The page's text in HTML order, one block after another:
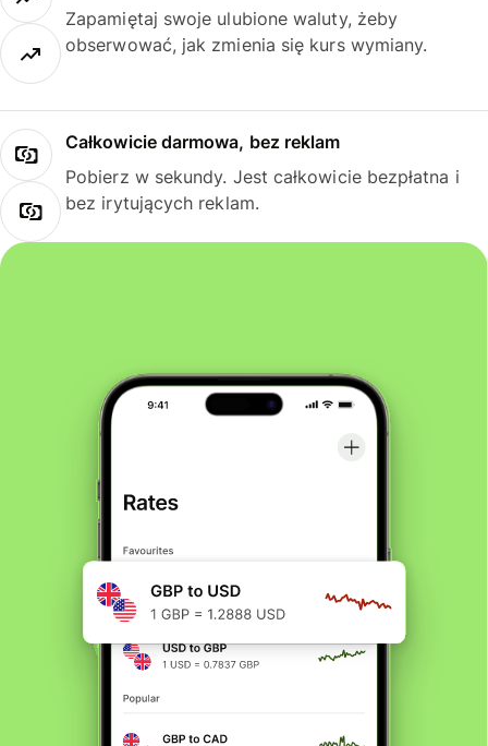
Zapamiętaj swoje ulubione waluty, żeby
obserwować, jak zmienia się kurs wymiany.
Całkowicie darmowa, bez reklam
Pobierz w sekundy. Jest całkowicie bezpłatna i
bez irytujących reklam.